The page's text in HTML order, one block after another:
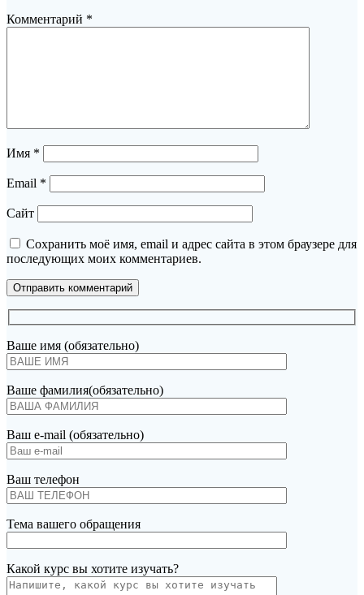
Комментарий *
Имя *
Email *
Сайт
Сохранить моё имя, email и адрес сайта в этом браузере для
последующих моих комментариев.
Ваше имя (обязательно)
Ваше фамилия(обязательно)
Ваш e-mail (обязательно)
Ваш телефон
Тема вашего обращения
Какой курс вы хотите изучать?